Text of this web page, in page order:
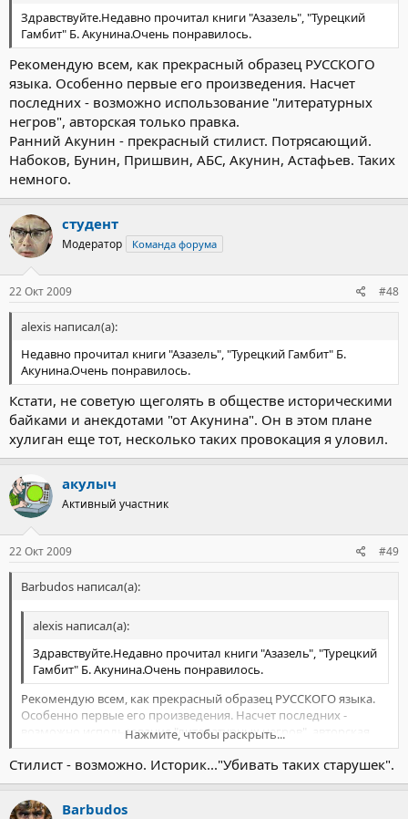
Здравствуйте.Недавно прочитал книги "Азазель", "Турецкий
Гамбит" Б. Акунина.Очень понравилось.
Рекомендую всем, как прекрасный образец РУССКОГО
языка. Особенно первые его произведения. Насчет
последних - возможно использование "литературных
негров", авторская только правка.
Ранний Акунин - прекрасный стилист. Потрясающий.
Набоков, Бунин, Пришвин, АБС, Акунин, Астафьев. Таких
немного.
студент
Модератор Команда форума
22 Окт 2009 #48
alexis написал(а):
Недавно прочитал книги "Азазель", "Турецкий Гамбит" Б.
Акунина.Очень понравилось.
Кстати, не советую щеголять в обществе историческими
байками и анекдотами "от Акунина". Он в этом плане
хулиган еще тот, несколько таких провокация я уловил.
акулыч
Активный участник
22 Окт 2009 #49
Barbudos написал(а):
alexis написал(а):
Здравствуйте.Недавно прочитал книги "Азазель", "Турецкий
Гамбит" Б. Акунина.Очень понравилось.
Нажмите, чтобы раскрыть...
Рекомендую всем, как прекрасный образец РУССКОГО языка.
Особенно первые его произведения. Насчет последних -
возможно использование "литературных негров", авторская
только правка.
Ранний Акунин - прекрасный стилист. Потрясающий.
Набоков, Бунин, Пришвин, АБС, Акунин, Астафьев. Таких
немного.
Нажмите, чтобы раскрыть...
Стилист - возможно. Историк..."Убивать таких старушек".
Barbudos